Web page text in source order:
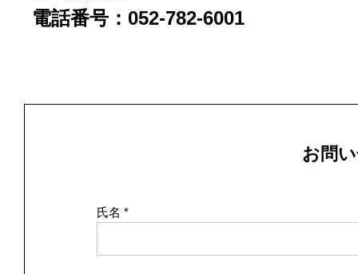
電話番号：052-782-6001
お問
氏名